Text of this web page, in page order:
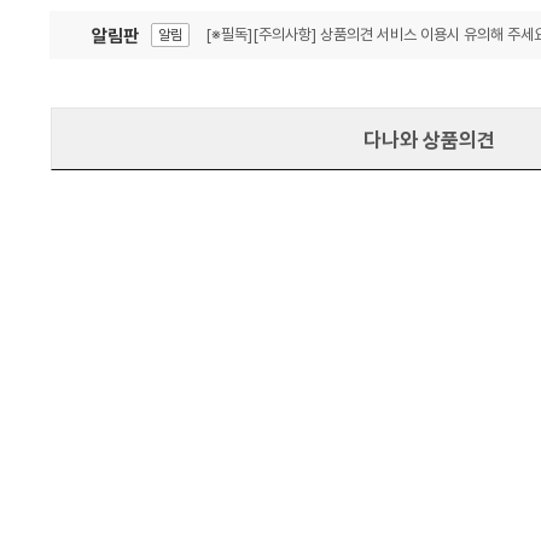
알림판 알림 [※필독][주의사항] 상품의견 서비스 이용시 유의해 주세
다나와 상품의견